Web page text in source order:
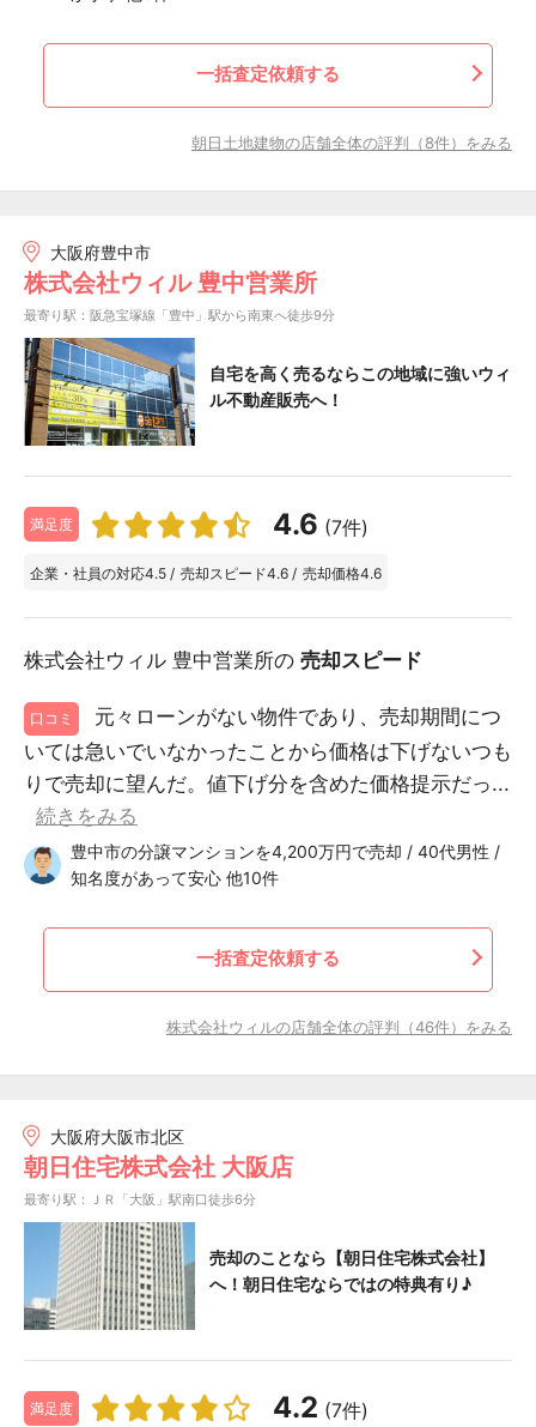
一括査定依頼する
朝日土地建物の店舗全体の評判（8件）をみる
大阪府豊中市
株式会社ウィル 豊中営業所
最寄り駅：阪急宝塚線「豊中」駅から南東へ徒歩9分
自宅を高く売るならこの地域に強いウィ
ル不動産販売へ！
満足度 4.6 (7件)
企業・社員の対応4.5 / 売却スピード4.6 / 売却価格4.6
株式会社ウィル 豊中営業所の 売却スピード
口コミ
元々ローンがない物件であり、売却期間につ
いては急いでいなかったことから価格は下げないつも
りで売却に望んだ。値下げ分を含めた価格提示だっ...
続きをみる
豊中市の分譲マンションを4,200万円で売却 / 40代男性 /
知名度があって安心 他10件
一括査定依頼する
株式会社ウィルの店舗全体の評判（46件）をみる
大阪府大阪市北区
朝日住宅株式会社 大阪店
最寄り駅：ＪＲ「大阪」駅南口徒歩6分
売却のことなら【朝日住宅株式会社】
へ！朝日住宅ならではの特典有り♪
満足度 4.2 (7件)